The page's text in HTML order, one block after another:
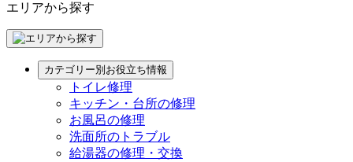
エリアから探す
カテゴリー別お役立ち情報
トイレ修理
キッチン・台所の修理
お風呂の修理
洗面所のトラブル
給湯器の修理・交換